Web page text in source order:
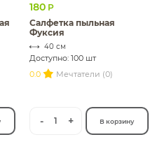
180 Р
Салфетка пыльная
Фуксия
40 см
Доступно: 100 шт
0.0
Мечтатели (0)
- 1 + В корзину